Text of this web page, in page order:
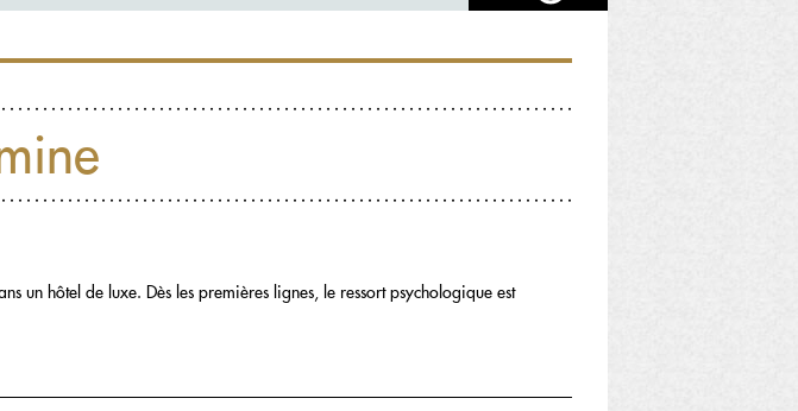
un hôtel de luxe. Dès les premières lignes, le ressort psychologique est